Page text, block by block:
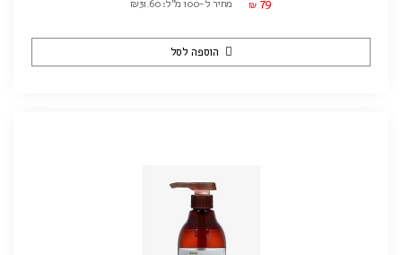
₪ מחיר ל-100 מ"ל: ₪31.60
הוספה לסל